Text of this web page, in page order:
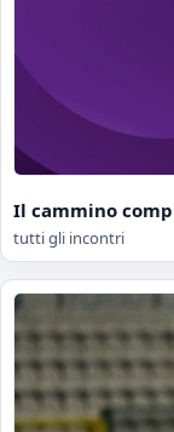
Il cammino
tutti gli incontri